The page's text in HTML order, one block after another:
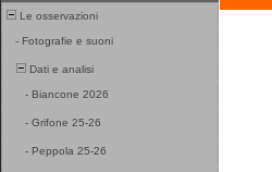
Le osservazioni
- Fotografie e suoni
Dati e analisi
- Biancone 2026
- Grifone 25-26
- Peppola 25-26